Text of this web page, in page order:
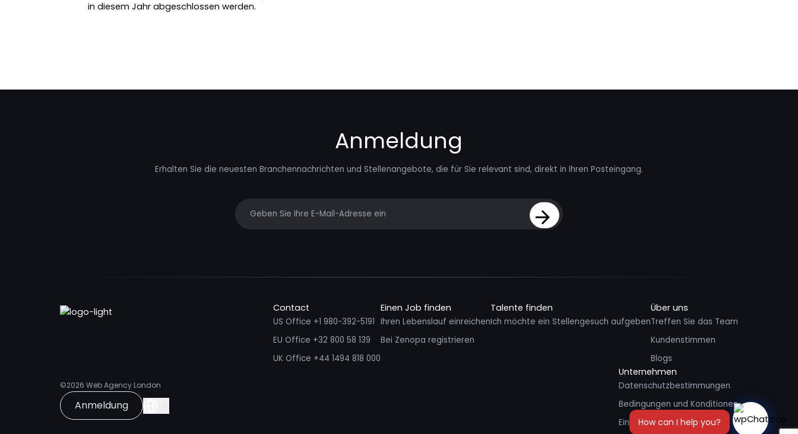
in diesem Jahr abgeschlossen werden.
Anmeldung
Erhalten Sie die neuesten Branchennachrichten und Stellenangebote, die für Sie relevant sind, direkt in Ihren Posteingang.
Sign Up
©2026 Web Agency London
Anmeldung
Contact
US Office +1 980-392-5191
EU Office +32 800 58 139
UK Office +44 1494 818 000
Einen Job finden
Ihren Lebenslauf einreichen
Bei Zenopa registrieren
Talente finden
Ich möchte ein Stellengesuch aufgeben
Über uns
Treffen Sie das Team
Kundenstimmen
Blogs
Unternehmen
Datenschutzbestimmungen
Bedingungen und Konditionen
Einem Freund empfehlen